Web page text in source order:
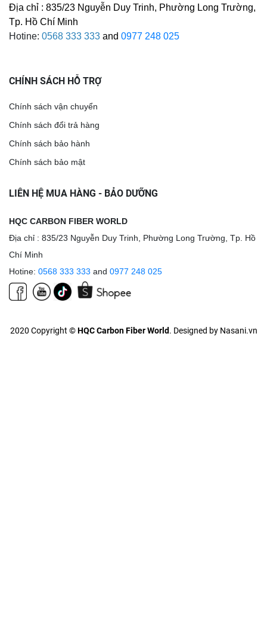
Địa chỉ : 835/23 Nguyễn Duy Trinh, Phường Long Trường,
Tp. Hồ Chí Minh
Hotine: 0568 333 333 and 0977 248 025
CHÍNH SÁCH HỖ TRỢ
Chính sách vận chuyển
Chính sách đổi trả hàng
Chính sách bảo hành
Chính sách bảo mật
LIÊN HỆ MUA HÀNG - BẢO DƯỠNG
HQC CARBON FIBER WORLD
Địa chỉ : 835/23 Nguyễn Duy Trinh, Phường Long Trường, Tp. Hồ
Chí Minh
Hotine: 0568 333 333 and 0977 248 025
2020 Copyright ©HQC Carbon Fiber World. Designed by Nasani.vn